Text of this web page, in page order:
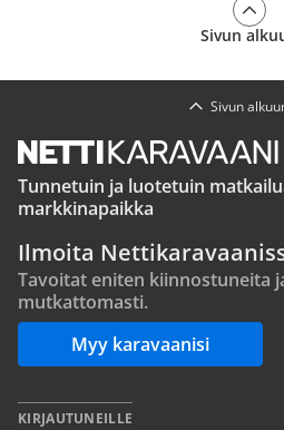
Sivun
Sivun
Tunnetuin ja luotetuin
markkinapaikka
Ilmoita
Tavoitat eniten kiinnostuneita
mutkattomasti.
Myy karavaanisi
KIRJAUTUNEILLE